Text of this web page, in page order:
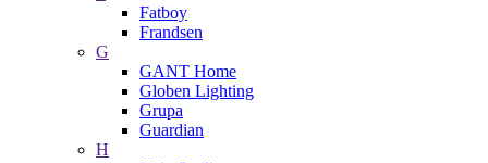
Fatboy
Frandsen
G
GANT Home
Globen Lighting
Grupa
Guardian
H